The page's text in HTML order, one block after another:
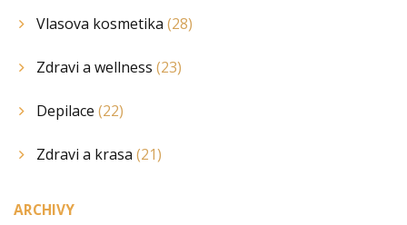
Vlasova kosmetika (28)
Zdravi a wellness (23)
Depilace (22)
Zdravi a krasa (21)
ARCHIVY